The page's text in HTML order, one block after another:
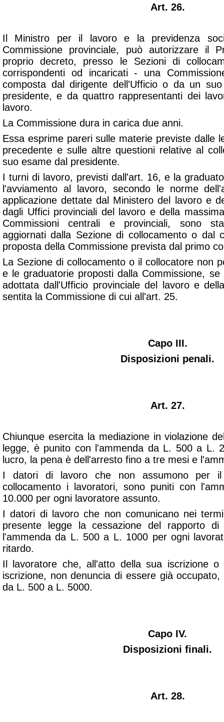
Art. 26.
Il Ministro per il lavoro e la previdenza
Commissione provinciale, può autorizzare il
proprio decreto, presso le Sezioni di
corrispondenti od incaricati - una
composta dal dirigente dell'Ufficio o da un
presidente, e da quattro rappresentanti dei
lavoro.
La Commissione dura in carica due anni.
Essa esprime pareri sulle materie previste dalle
precedente e sulle altre questioni relative al
suo esame dal presidente.
I turni di lavoro, previsti dall'art. 16, e la
l'avviamento al lavoro, secondo le norme
applicazione dettate dal Ministero del lavoro e
dagli Uffici provinciali del lavoro e della
Commissioni centrali e provinciali, sono
aggiornati dalla Sezione di collocamento o dal
proposta della Commissione prevista dal primo
La Sezione di collocamento o il collocatore non
e le graduatorie proposti dalla Commissione,
adottata dall'Ufficio provinciale del lavoro e
sentita la Commissione di cui all'art. 25.
Capo III.
Disposizioni penali.
Art. 27.
Chiunque esercita la mediazione in violazione
legge, è punito con l'ammenda da L. 500 a L.
lucro, la pena è dell'arresto fino a tre mesi e
I datori di lavoro che non assumono per
collocamento i lavoratori, sono puniti con
10.000 per ogni lavoratore assunto.
I datori di lavoro che non comunicano nei
presente legge la cessazione del rapporto
l'ammenda da L. 500 a L. 1000 per ogni
ritardo.
Il lavoratore che, all'atto della sua iscrizione
iscrizione, non denuncia di essere già
da L. 500 a L. 5000.
Capo IV.
Disposizioni finali.
Art. 28.